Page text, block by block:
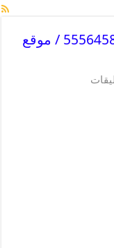
بي ان سبورت فرع القادسية / 55564580 / موقع